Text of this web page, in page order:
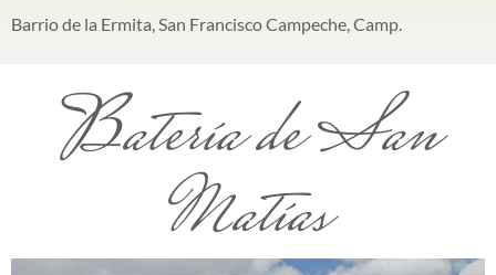
Barrio de la Ermita, San Francisco Campeche, Camp.
Batería de San
Matías